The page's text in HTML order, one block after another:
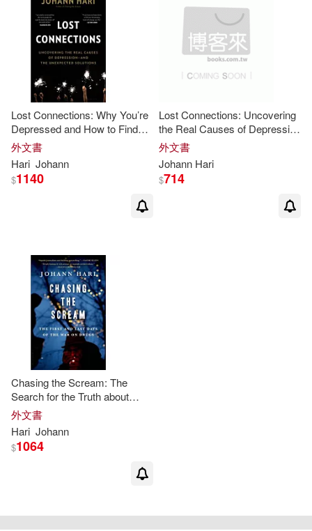
Lost Connections: Why You’re
Depressed and How to Find
Hope
外文書
Hari Johann
$1140
Lost Connections: Uncovering
the Real Causes of Depression
– and the Unexpected
Solutions
外文書
Johann Hari
$714
Chasing the Scream: The
Search for the Truth about
Addiction
外文書
Hari Johann
$1064